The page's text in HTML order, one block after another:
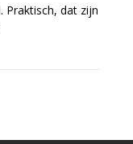
Praktisch, dat zijn